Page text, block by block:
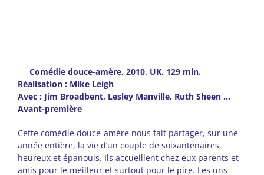
Comédie douce-amère, 2010, UK, 129 min.
Réalisation : Mike Leigh
Avec : Jim Broadbent, Lesley Manville, Ruth Sheen …
Avant-première
Cette comédie douce-amère nous fait partager, sur une
année entière, la vie d’un couple de soixantenaires,
heureux et épanouis. Ils accueillent chez eux parents et
amis pour le meilleur et surtout pour le pire. Les uns